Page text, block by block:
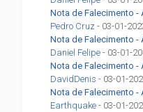
Nota de Falecimento
Pedro Cruz - 03-01-
Nota de Falecimento
Daniel Felipe - 03-01-
Nota de Falecimento
DavidDenis - 03-01-
Nota de Falecimento
Earthquake - 03-01-